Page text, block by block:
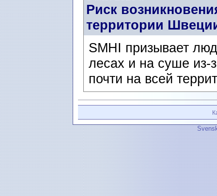
Риск
территории
SMHI призывает
лесах и на суше из-
почти на всей